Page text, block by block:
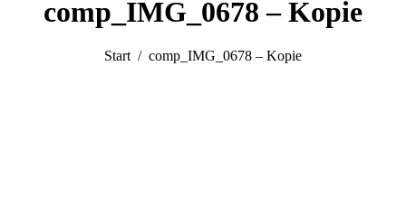
newnew
comp_IMG_0678 – Kopie
Sie befinden sich hier:
Start comp_IMG_0678 – Kopie